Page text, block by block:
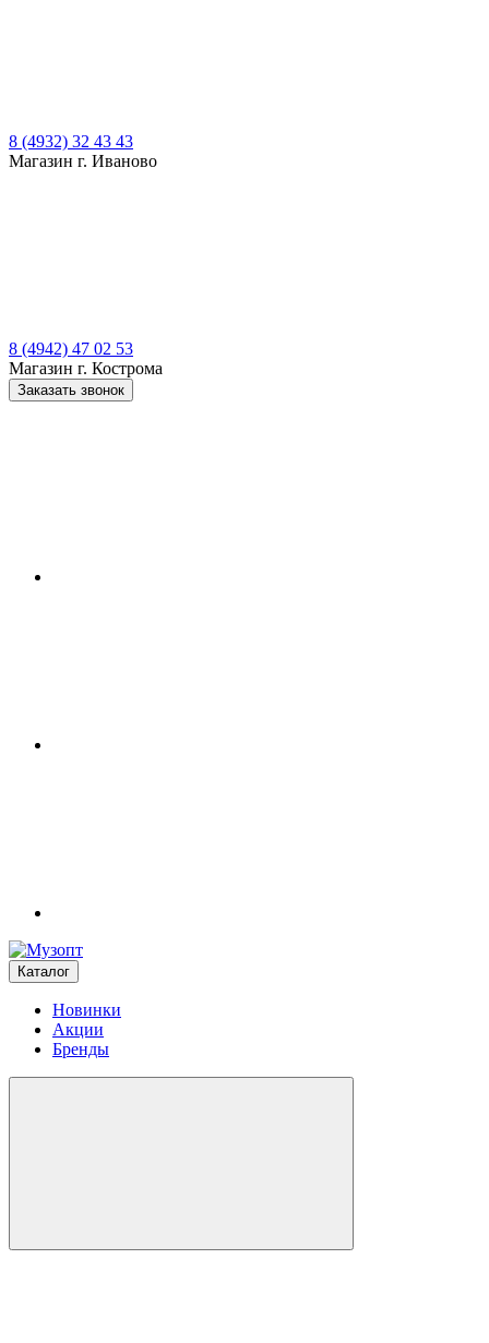
8 (4932) 32 43 43
Магазин г. Иваново
8 (4942) 47 02 53
Магазин г. Кострома
Заказать звонок
Каталог
Новинки
Акции
Бренды